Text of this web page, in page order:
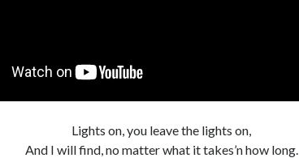
Lights on, you leave the lights on,
And I will find, no matter what it takes’n how long.